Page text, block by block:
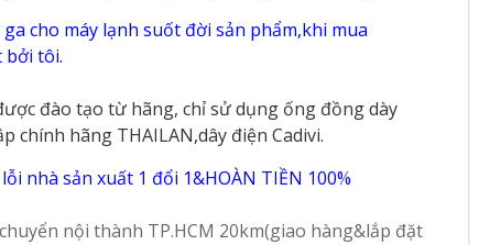
cho máy lạnh suốt đời sản phẩm,khi mua
bởi tôi.
đào tạo từ hãng, chỉ sử dụng ống đồng dày
chính hãng THAILAN,dây điện Cadivi.
nhà sản xuất 1 đổi 1&HOÀN TIỀN 100%
nội thành TP.HCM 20km(giao hàng&lắp đặt